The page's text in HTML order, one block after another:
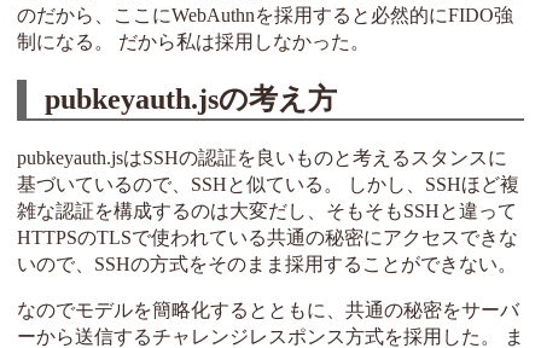
のだから、ここにWebAuthnを採用すると必然的にFIDO強
制になる。 だから私は採用しなかった。
pubkeyauth.jsの考え方
pubkeyauth.jsはSSHの認証を良いものと考えるスタンスに
基づいているので、SSHと似ている。 しかし、SSHほど複
雑な認証を構成するのは大変だし、そもそもSSHと違って
HTTPSのTLSで使われている共通の秘密にアクセスできな
いので、SSHの方式をそのまま採用することができない。
なのでモデルを簡略化するとともに、共通の秘密をサーバ
ーから送信するチャレンジレスポンス方式を採用した。 ま